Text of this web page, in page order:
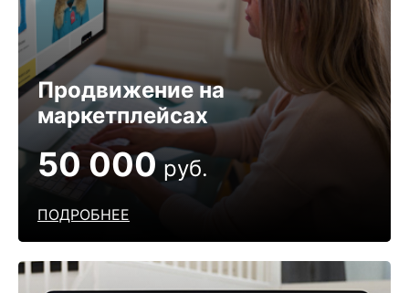
Продвижение на
маркетплейсах
ПОДРОБНЕЕ
50 000руб.